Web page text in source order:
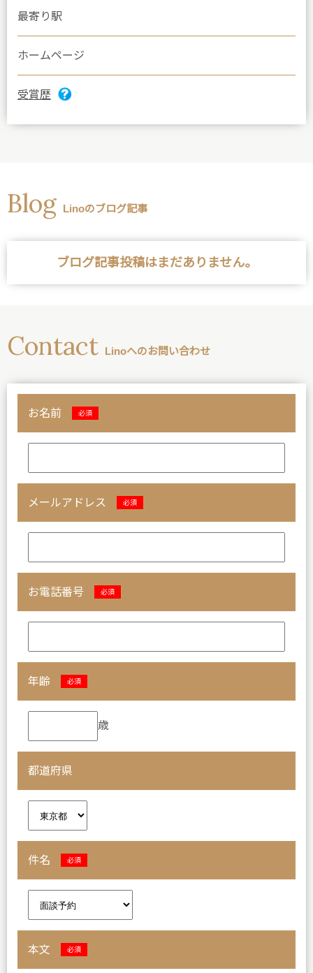
最寄り駅
ホームページ
受賞歴
Blog Linoのブログ記事
ブログ記事投稿はまだありません。
Contact Linoへのお問い合わせ
お名前 必須
メールアドレス 必須
お電話番号 必須
年齢 必須
歳
都道府県
件名 必須
本文 必須